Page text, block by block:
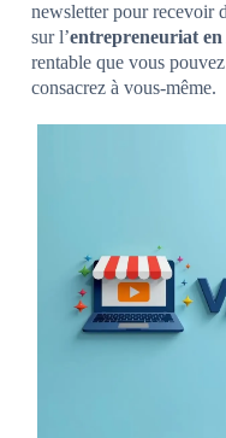
newsletter pour recevoir
sur l’entrepreneuriat
rentable que vous
consacrez à vous-même.